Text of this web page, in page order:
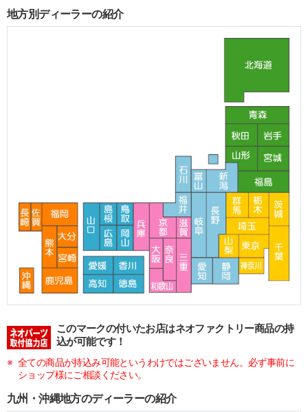
地方別ディーラーの紹介
このマークの付いたお店はネオファクトリー商品の持
込が可能です！
全ての商品が持込み可能というわけではございません。必ず事前に
ショップ様にご相談ください。
九州・沖縄地方のディーラーの紹介